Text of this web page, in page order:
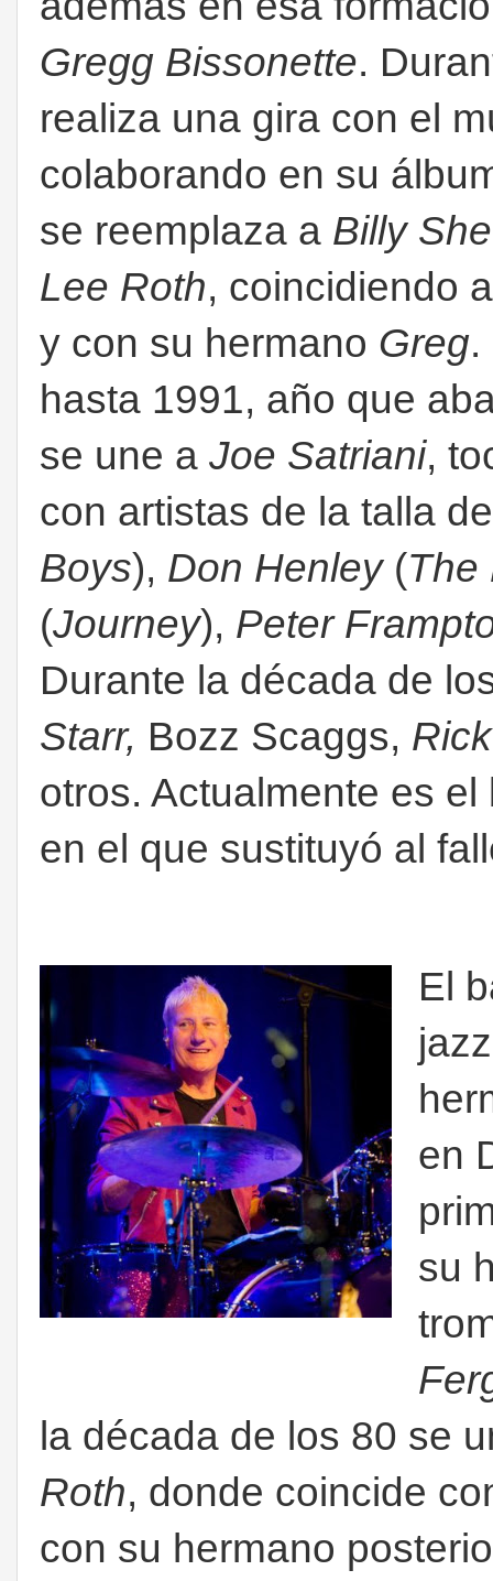
Gregg Bissonette.
realiza una gira con el
colaborando en su
se reemplaza a Billy
Lee Roth, coincidiendo
y con su hermano Greg
hasta 1991, año que
se une a Joe Satriani,
con artistas de la talla
Boys), Don Henley(The
(Journey), Peter
Durante la década de
Starr, Bozz Scaggs,
otros. Actualmente es
en el que sustituyó al
El
en
su
la década de los 80 se
Roth, donde coincide
con su hermano